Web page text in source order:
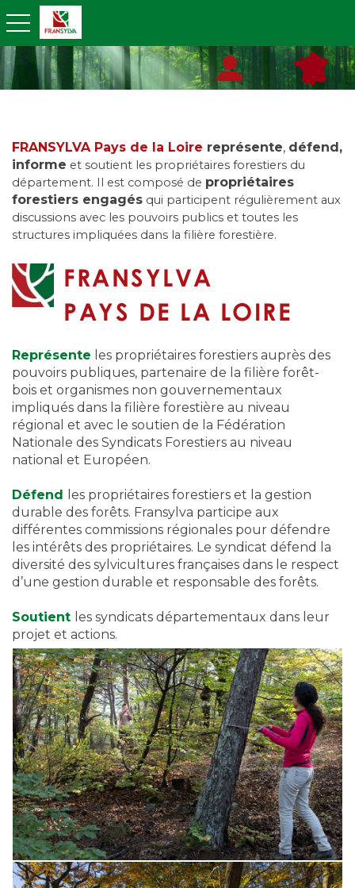
toggle navigation
FRANSYLVA Pays de la Loire représente, défend,
informe et soutient les propriétaires forestiers du
département. Il est composé de propriétaires
forestiers engagés qui participent régulièrement aux
discussions avec les pouvoirs publics et toutes les
structures impliquées dans la filière forestière.
FRANSYLVA
PAYS DE LA LOIRE
Représente les propriétaires forestiers auprès des
pouvoirs publiques, partenaire de la filière forêt-
bois et organismes non gouvernementaux
impliqués dans la filière forestière au niveau
régional et avec le soutien de la Fédération
Nationale des Syndicats Forestiers au niveau
national et Européen.
Défend les propriétaires forestiers et la gestion
durable des forêts. Fransylva participe aux
différentes commissions régionales pour défendre
les intérêts des propriétaires. Le syndicat défend la
diversité des sylvicultures françaises dans le respect
d’une gestion durable et responsable des forêts.
Soutient les syndicats départementaux dans leur
projet et actions.